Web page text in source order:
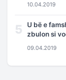
10.04.2019
5
U bë e
zbulon si
09.04.2019